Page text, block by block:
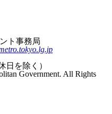
ト事務局
日を除く）
Government. All Rights